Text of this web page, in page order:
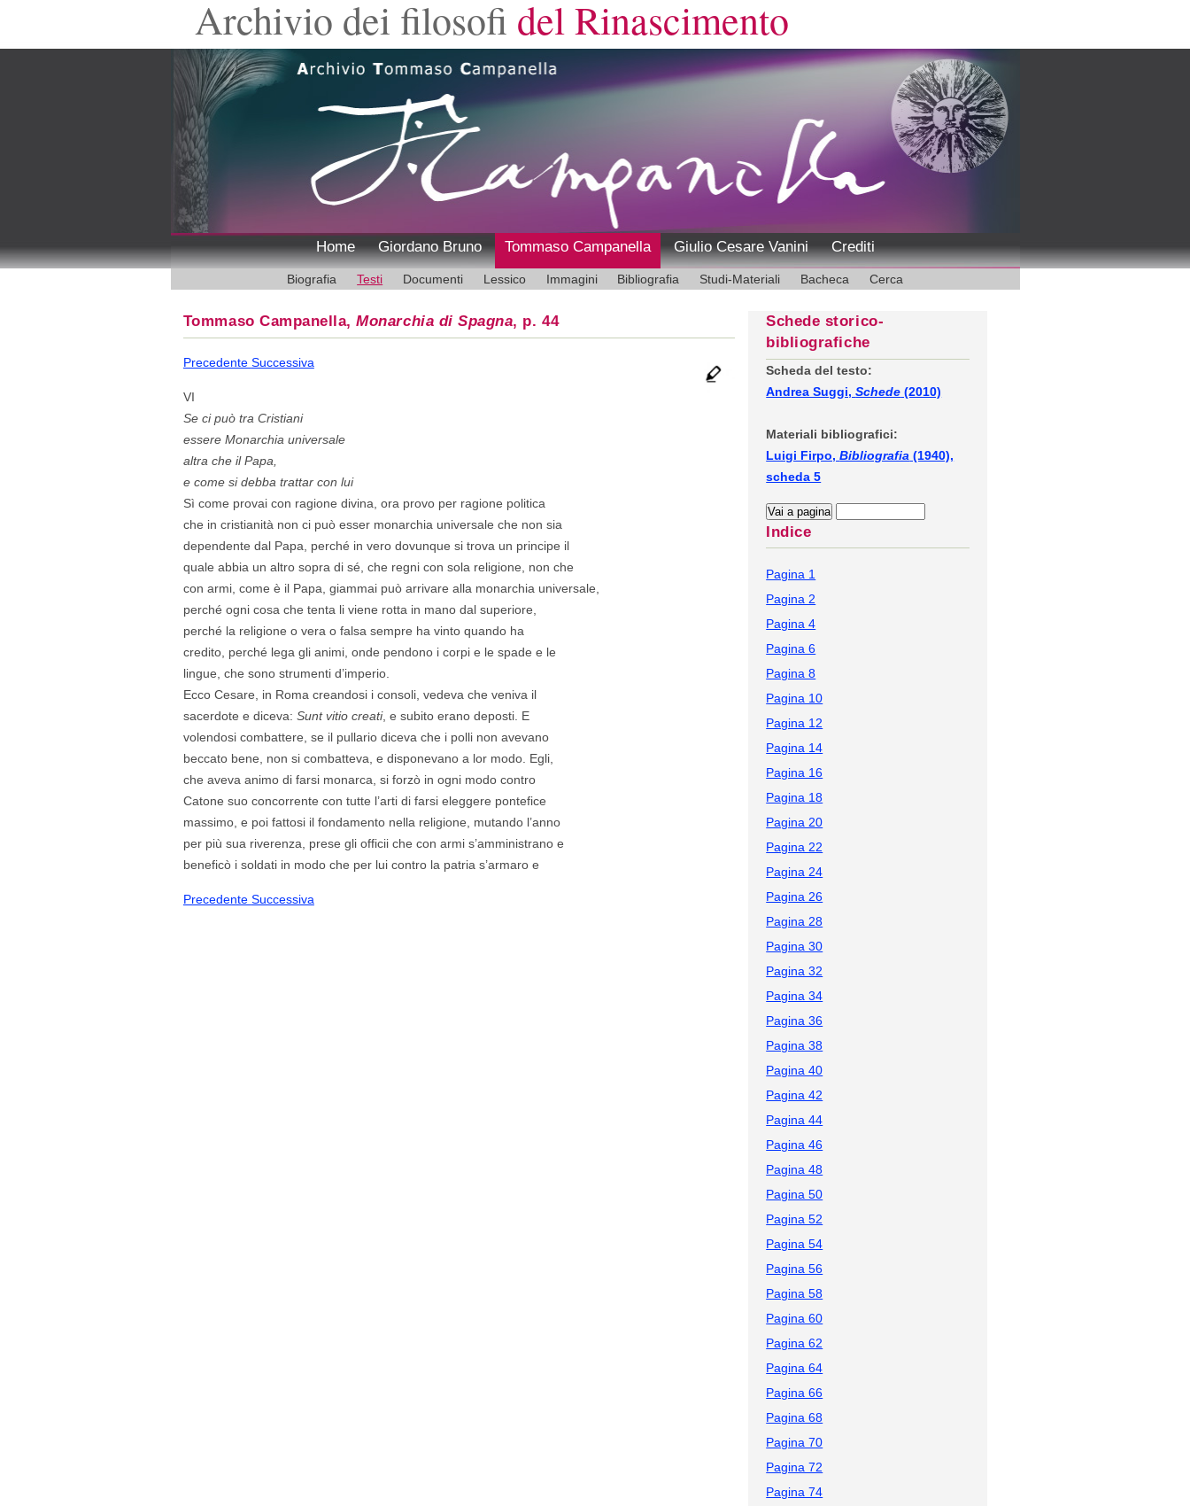
Archivio dei filosofi del Rinascimento
Home Giordano Bruno Tommaso Campanella Giulio Cesare Vanini Crediti
Biografia Testi Documenti Lessico Immagini Bibliografia Studi-Materiali Bacheca Cerca
Tommaso Campanella,Monarchia di Spagna, p. 44
Precedente Successiva
VI
Se ci può tra Cristiani
essere Monarchia universale
altra che il Papa,
e come si debba trattar con lui
Sì come provai con ragione divina, ora provo per ragione politica
che in cristianità non ci può esser monarchia universale che non sia
dependente dal Papa, perché in vero dovunque si trova un principe il
quale abbia un altro sopra di sé, che regni con sola religione, non che
con armi, come è il Papa, giammai può arrivare alla monarchia universale,
perché ogni cosa che tenta li viene rotta in mano dal superiore,
perché la religione o vera o falsa sempre ha vinto quando ha
credito, perché lega gli animi, onde pendono i corpi e le spade e le
lingue, che sono strumenti d’imperio.
Ecco Cesare, in Roma creandosi i consoli, vedeva che veniva il
sacerdote e diceva: Sunt vitio creati, e subito erano deposti. E
volendosi combattere, se il pullario diceva che i polli non avevano
beccato bene, non si combatteva, e disponevano a lor modo. Egli,
che aveva animo di farsi monarca, si forzò in ogni modo contro
Catone suo concorrente con tutte l’arti di farsi eleggere pontefice
massimo, e poi fattosi il fondamento nella religione, mutando l’anno
per più sua riverenza, prese gli officii che con armi s’amministrano e
beneficò i soldati in modo che per lui contro la patria s’armaro e
Precedente Successiva
Schede storico-
bibliografiche
Scheda del testo:
Andrea Suggi,Schede (2010)
Materiali bibliografici:
Luigi Firpo,Bibliografia (1940),
scheda 5
Indice
Pagina 1
Pagina 2
Pagina 4
Pagina 6
Pagina 8
Pagina 10
Pagina 12
Pagina 14
Pagina 16
Pagina 18
Pagina 20
Pagina 22
Pagina 24
Pagina 26
Pagina 28
Pagina 30
Pagina 32
Pagina 34
Pagina 36
Pagina 38
Pagina 40
Pagina 42
Pagina 44
Pagina 46
Pagina 48
Pagina 50
Pagina 52
Pagina 54
Pagina 56
Pagina 58
Pagina 60
Pagina 62
Pagina 64
Pagina 66
Pagina 68
Pagina 70
Pagina 72
Pagina 74